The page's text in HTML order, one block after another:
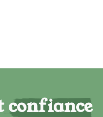
confiance